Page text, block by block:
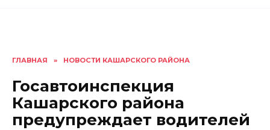
ГЛАВНАЯ » НОВОСТИ КАШАРСКОГО РАЙОНА
Госавтоинспекция
Кашарского района
предупреждает водителей